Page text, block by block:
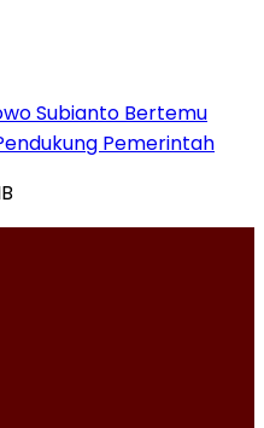
Subianto Bertemu
Pemerintah